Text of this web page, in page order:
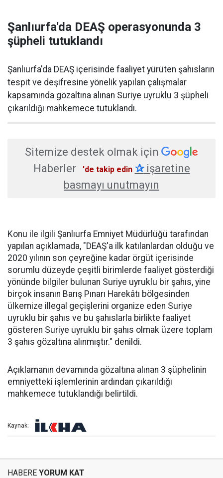
Şanlıurfa'da DEAŞ operasyonunda 3
şüpheli tutuklandı
Şanlıurfa'da DEAŞ içerisinde faaliyet yürüten şahısların
tespit ve deşifresine yönelik yapılan çalışmalar
kapsamında gözaltına alınan Suriye uyruklu 3 şüpheli
çıkarıldığı mahkemece tutuklandı.
Sitemize destek olmak için
Haberler
'de takip edin ✰işaretine
basmayı unutmayın
Konu ile ilgili Şanlıurfa Emniyet Müdürlüğü tarafından
yapılan açıklamada, "DEAŞ'a ilk katılanlardan olduğu ve
2020 yılının son çeyreğine kadar örgüt içerisinde
sorumlu düzeyde çeşitli birimlerde faaliyet gösterdiği
yönünde bilgiler bulunan Suriye uyruklu bir şahıs, yine
birçok insanın Barış Pınarı Harekâtı bölgesinden
ülkemize illegal geçişlerini organize eden Suriye
uyruklu bir şahıs ve bu şahıslarla birlikte faaliyet
gösteren Suriye uyruklu bir şahıs olmak üzere toplam
3 şahıs gözaltına alınmıştır." denildi.
Açıklamanın devamında gözaltına alınan 3 şüphelinin
emniyetteki işlemlerinin ardından çıkarıldığı
mahkemece tutuklandığı belirtildi.
Kaynak:
HABERE YORUM KAT